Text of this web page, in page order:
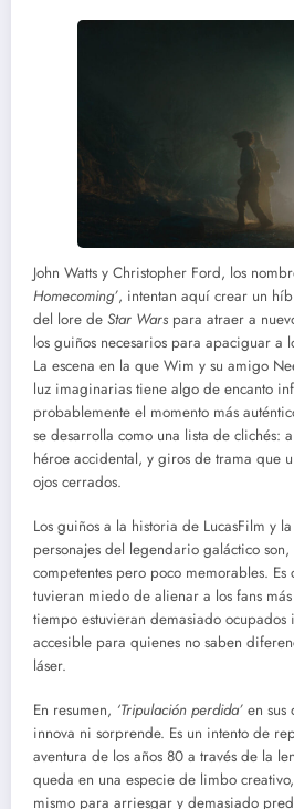
John Watts y Christopher Ford, los
Homecoming’, intentan aquí crear un
del lore de Star Wars para atraer a
los guiños necesarios para apaciguar a
La escena en la que Wim y su amigo
luz imaginarias tiene algo de encanto
probablemente el momento más
se desarrolla como una lista de clichés:
héroe accidental, y giros de trama que
ojos cerrados.
Los guiños a la historia de LucasFilm y
personajes del legendario galáctico
competentes pero poco memorables. Es
tuvieran miedo de alienar a los fans
tiempo estuvieran demasiado ocupados
accesible para quienes no saben
láser.
En resumen, ‘Tripulación perdida’ en sus
innova ni sorprende. Es un intento de
aventura de los años 80 a través de la
queda en una especie de limbo
mismo para arriesgar y demasiado